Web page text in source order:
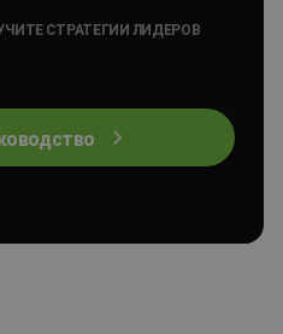
СТРАТЕГИИ ЛИДЕРОВ